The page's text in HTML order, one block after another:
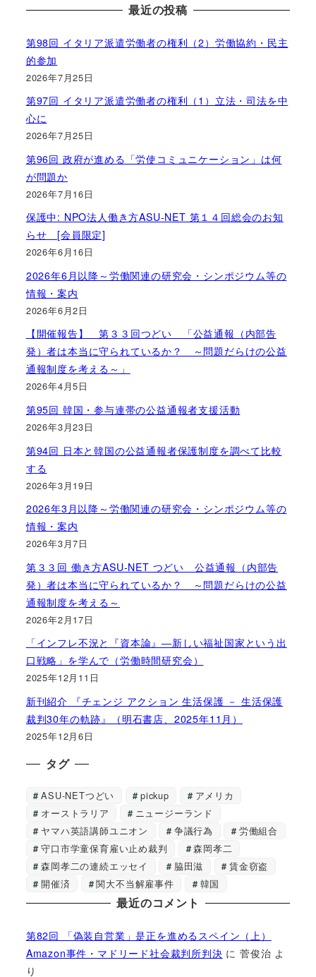
最近の投稿
第98回 イタリア派遣労働者の権利（2）労働協約・民主
的参加
2026年7月25日
第97回 イタリア派遣労働者の権利（1）立法・司法を中
心に
2026年7月25日
第96回 政府が進める「労使コミュニケーション」は何
が問題か
2026年7月16日
保護中: NPO法人働き方ASU-NET 第１４回総会のお知
らせ [会員限定]
2026年6月16日
2026年6月以降～労働関連の研究会・シンポジウム等の
情報・案内
2026年6月2日
【開催報告】 第３３回つどい 「公益通報（内部告
発）者は本当に守られているか？ ～問題だらけの公益
通報制度を考える～」
2026年4月5日
第95回 韓国・参与連帯の公益通報者支援活動
2026年3月23日
第94回 日本と韓国の公益通報者保護制度を調べて比較
する
2026年3月19日
2026年3月以降～労働関連の研究会・シンポジウム等の
情報・案内
2026年3月7日
第３３回 働き方ASU-NET つどい 公益通報（内部告
発）者は本当に守られているか？ ～問題だらけの公益
通報制度を考える～
2026年2月17日
「インフレ不況と『資本論』―新しい福祉国家という出
口戦略」を学んで（労働時間研究会）
2025年12月11日
新刊紹介 『チェンジ アクション 生活保護 － 生活保護
裁判30年の軌跡』（明石書店、2025年11月）
2025年12月6日
タグ
ASU-NETつどい pickup
アメリカ
オーストラリア
ニュージーランド
ヤマハ英語講師ユニオン
争議行為
労働組合
守口市学童保育雇い止め裁判
森岡孝二
森岡孝二の連続エッセイ
脇田滋
賃金窃盗
開催済
関大不当解雇事件 韓国
最近のコメント
第82回 「偽装自営業」是正を進めるスペイン（上）
Amazon事件・マドリード社会裁判所判決 に菅俊治 よ
り